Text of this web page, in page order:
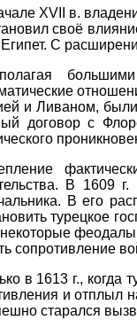
XVII в.
своё
Египет. С
и Ливаном, были
договор с
В 1609
В его
турецкое
сопротивление
в 1613 г., когда
и отплыл
старался